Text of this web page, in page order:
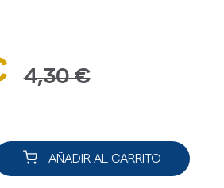
4,30 €
AÑADIR AL CARRITO